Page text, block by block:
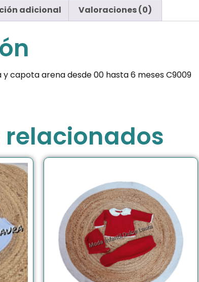
adicional Valoraciones (0)
capota arena desde 00 hasta 6 meses C9009
relacionados